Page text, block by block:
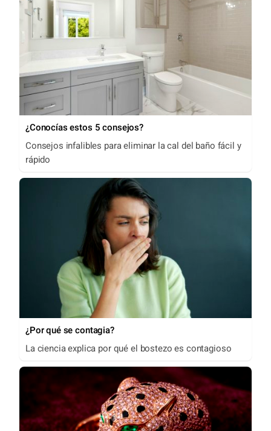
¿Conocías estos 5 consejos?
Consejos infalibles para eliminar la cal del baño fácil y
rápido
¿Por qué se contagia?
La ciencia explica por qué el bostezo es contagioso